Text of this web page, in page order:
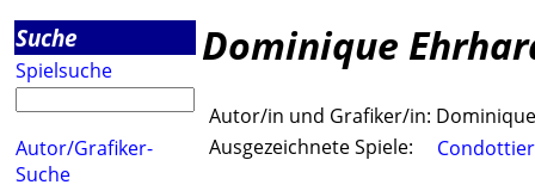
Suche
Spielsuche
Autor/Grafiker-
Suche
Dominique
Autor/in und Grafiker/in:
Ausgezeichnete Spiele: